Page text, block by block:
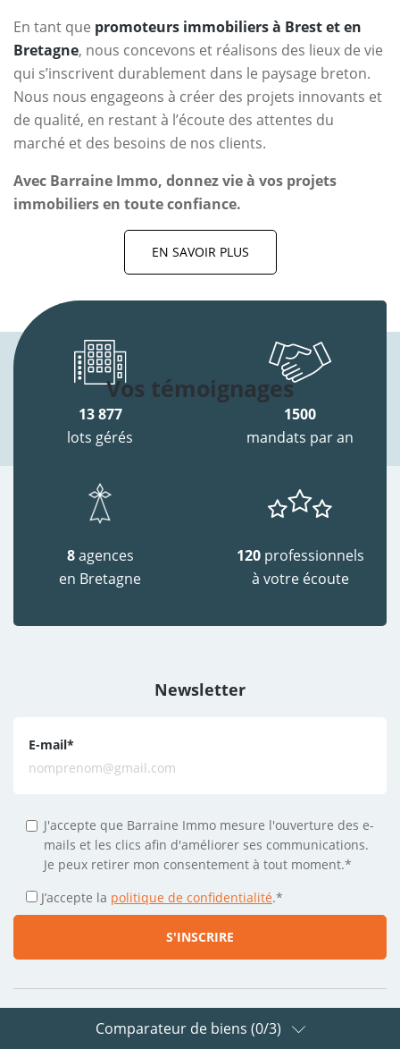
En tant que promoteurs immobiliers à Brest et en
Bretagne, nous concevons et réalisons des lieux de vie
qui s’inscrivent durablement dans le paysage breton.
Nous nous engageons à créer des projets innovants et
de qualité, en restant à l’écoute des attentes du
marché et des besoins de nos clients.
Avec Barraine Immo, donnez vie à vos projets
immobiliers en toute confiance.
EN SAVOIR PLUS
Vos témoignages
13 877
lots gérés
1500
mandats par an
8agences
en Bretagne
120 professionnels
à votre écoute
Newsletter
E-mail*
J'accepte que Barraine Immo mesure l'ouverture des e-
mails et les clics afin d'améliorer ses communications.
Je peux retirer mon consentement à tout moment.*
J’accepte la politique de confidentialité.*
Suivez-nous sur les réseaux
Comparateur de biens (0/3)